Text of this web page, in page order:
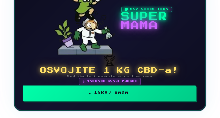
NOVA VIDEO IGRA
SUPER
MAMA
🏆
OSVOJITE 1 KG CBD-a!
Sudjelujte i popnite se na ljestvicu
🗓 NAGRADE SVAKI MJESEC
IGRAJ SADA